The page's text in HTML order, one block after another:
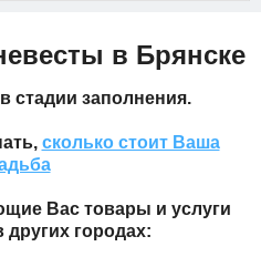
в Брянске
стадии заполнения.
сколько стоит Ваша
Вас товары и услуги
других городах: